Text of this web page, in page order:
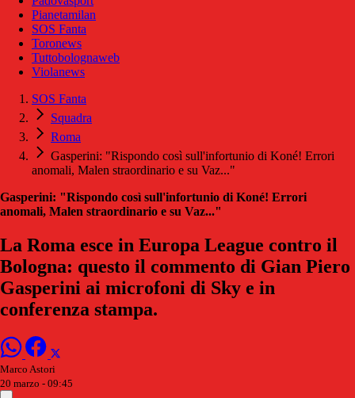
Pianetamilan
SOS Fanta
Toronews
Tuttobolognaweb
Violanews
SOS Fanta
Squadra
Roma
Gasperini: "Rispondo così sull'infortunio di Koné! Errori
anomali, Malen straordinario e su Vaz..."
Gasperini: "Rispondo così sull'infortunio di Koné! Errori
anomali, Malen straordinario e su Vaz..."
La Roma esce in Europa League contro il
Bologna: questo il commento di Gian Piero
Gasperini ai microfoni di Sky e in
conferenza stampa.
Marco Astori
20 marzo - 09:45